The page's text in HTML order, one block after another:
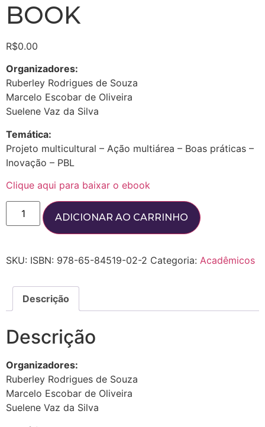
BOOK
R$0.00
Organizadores:
Ruberley Rodrigues de Souza
Marcelo Escobar de Oliveira
Suelene Vaz da Silva
Temática:
Projeto multicultural – Ação multiárea – Boas práticas –
Inovação – PBL
Clique aqui para baixar o ebook
ADICIONAR AO CARRINHO
SKU: ISBN: 978-65-84519-02-2 Categoria: Acadêmicos
Descrição
Descrição
Organizadores:
Ruberley Rodrigues de Souza
Marcelo Escobar de Oliveira
Suelene Vaz da Silva